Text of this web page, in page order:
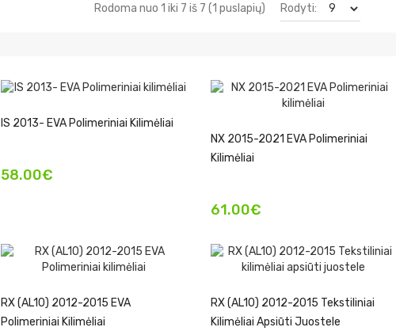
Rodoma nuo 1 iki 7 iš 7 (1 puslapių) Rodyti:
IS 2013- EVA Polimeriniai Kilimėliai
58.00€
NX 2015-2021 EVA Polimeriniai
Kilimėliai
61.00€
RX (AL10) 2012-2015 EVA
Polimeriniai Kilimėliai
RX (AL10) 2012-2015 Tekstiliniai
Kilimėliai Apsiūti Juostele